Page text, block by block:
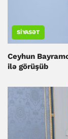
SIYASƏT
Ceyhun
ilə görüşüb